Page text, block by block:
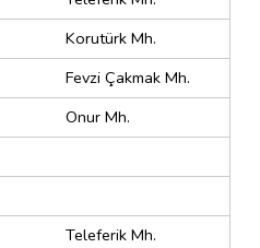
Korutürk Mh.
Fevzi Çakmak Mh.
Onur Mh.
Teleferik Mh.